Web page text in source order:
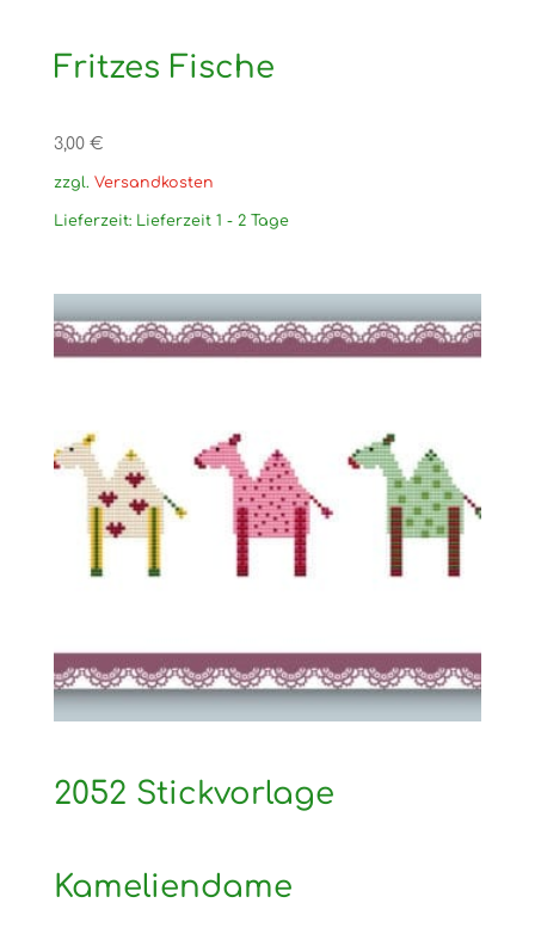
Fritzes Fische
3,00 €
zzgl. Versandkosten
Lieferzeit: Lieferzeit 1 - 2 Tage
2052 Stickvorlage
Kameliendame